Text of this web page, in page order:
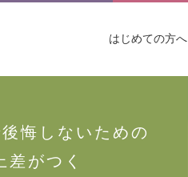
はじめての方へ
悔しないための
がつく